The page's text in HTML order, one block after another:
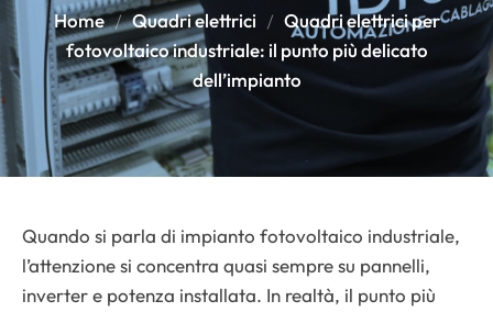
Home Quadri elettrici
Quadri elettrici per
fotovoltaico industriale: il punto più delicato
dell’impianto
Quando si parla di impianto fotovoltaico industriale,
l’attenzione si concentra quasi sempre su pannelli,
inverter e potenza installata. In realtà, il punto più